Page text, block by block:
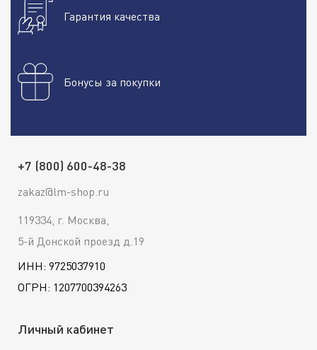
Гарантия качества
Бонусы за покупки
+7 (800) 600-48-38
zakaz@lm-shop.ru
119334, г. Москва,
5-й Донской проезд д.19
ИНН: 9725037910
ОГРН: 1207700394263
Личный кабинет